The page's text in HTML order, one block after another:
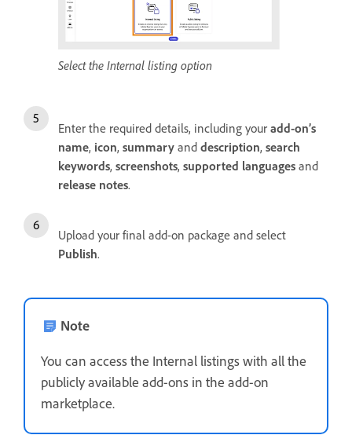
Select the Internal listing option
Enter the required details, including your add-on’s
name, icon, summary and description, search
keywords, screenshots, supported languages and
release notes.
Upload your final add-on package and select
Publish.
Note
You can access the Internal listings with all the
publicly available add-ons in the add-on
marketplace.